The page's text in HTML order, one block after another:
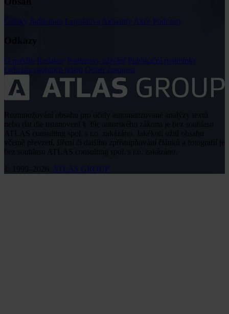
Články Judikatura Legislativa Aktuality Akce Podcasty
O portálu Redakce Podmínky užívání Publikační podmínky
Ochrana osobních údajů Odběr časopisu
včetně převzetí, šíření či dalšího zpřístupňování článků a fotografií je
ATLAS GROUP